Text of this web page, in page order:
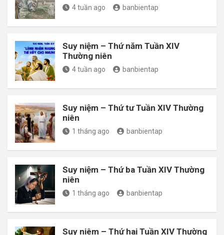
4 tuần ago banbientap
Suy niệm – Thứ năm Tuần XIV
Thường niên
4 tuần ago banbientap
Suy niệm – Thứ tư Tuần XIV Thường
niên
1 tháng ago banbientap
Suy niệm – Thứ ba Tuần XIV Thường
niên
1 tháng ago banbientap
Suy niêm – Thứ hai Tuần XIV Thường